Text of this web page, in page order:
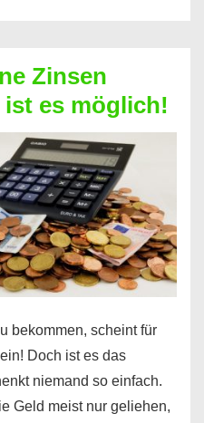
Zinsen
es möglich!
bekommen, scheint für
Doch ist es das
niemand so einfach.
Geld meist nur geliehen,